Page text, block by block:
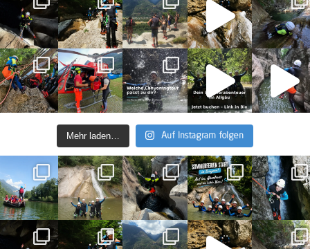
• in einem guten gesundheitlichen Allgemeinzustand
ohne vitale Einschränkungen bist.
• schwimmen kannst (alternative Tourenplanung
oder Umgehung möglich) und schwindelfrei bist.
• Dich fit genug fühlst, um eine angemessene
körperliche Anstrengung über drei bis vier Stunden
bewältigen zu können.
Eine Gehbehinderung spricht nicht gegen die
Teilnahme, Du solltest aber im eigenen Tempo
Treppen steigen, klettern und wandern können.
Menschen mit Hör- oder Sehbehinderung sowie
kognitiven Beeinträchtigungen sind ebenfalls
herzlich eingeladen, uns beim Canyoning im Allgäu zu
begleiten.
Mehr laden… Auf Instagram folgen